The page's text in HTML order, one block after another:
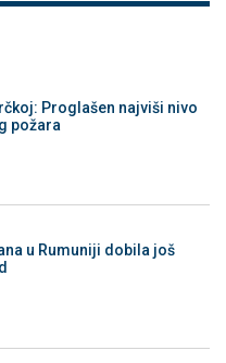
Proglašen najviši nivo
požara
u Rumuniji dobila još